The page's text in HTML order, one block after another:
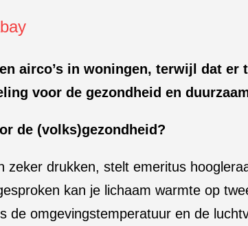
airco’s in woningen, terwijl dat er
voor de gezondheid en
de (volks)gezondheid?
zeker drukken, stelt emeritus
kan je lichaam warmte op
de omgevingstemperatuur en de